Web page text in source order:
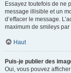
Essayez toutefois de ne
message illisible et un
d’effacer le message.
maximum de smileys par
Haut
Puis-je publier des
Oui, vous pouvez